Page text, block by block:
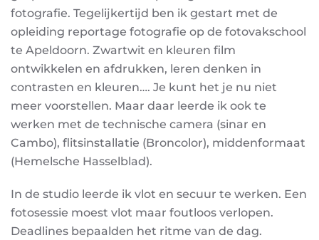
fotografie. Tegelijkertijd ben ik gestart met de
opleiding reportage fotografie op de fotovakschool
te Apeldoorn. Zwartwit en kleuren film
ontwikkelen en afdrukken, leren denken in
contrasten en kleuren…. Je kunt het je nu niet
meer voorstellen. Maar daar leerde ik ook te
werken met de technische camera (sinar en
Cambo), flitsinstallatie (Broncolor), middenformaat
(Hemelsche Hasselblad).
In de studio leerde ik vlot en secuur te werken. Een
fotosessie moest vlot maar foutloos verlopen.
Deadlines bepaalden het ritme van de dag.